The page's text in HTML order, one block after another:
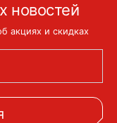
новостей
акциях и скидках